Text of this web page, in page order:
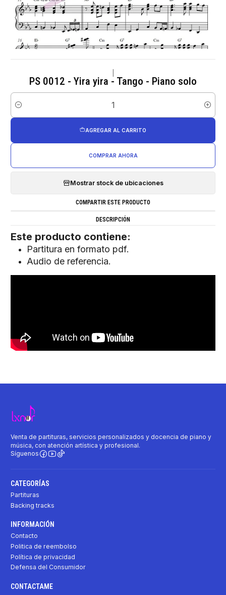
PS 0012 - Yira yira - Tango - Piano solo
Cantidad
AGREGAR AL CARRITO
COMPRAR AHORA
Mostrar stock de ubicaciones
COMPARTIR ESTE PRODUCTO
DESCRIPCIÓN
Este producto contiene:
Partitura en formato pdf.
Audio de referencia.
Venta de partituras, servicios personalizados y docencia de piano y
música, con atención artística y profesional.
Síguenos
CATEGORÍAS
Partituras
Backing tracks
INFORMACIÓN
Contacto
Politica de reembolso
Política de privacidad
Defensa del Consumidor
CONTACTAME